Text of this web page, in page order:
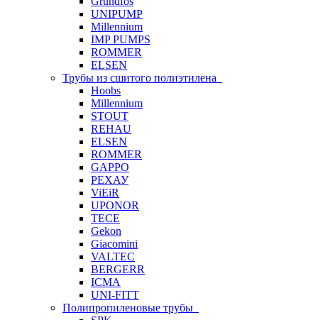
UNIPUMP
Millennium
IMP PUMPS
ROMMER
ELSEN
Трубы из сшитого полиэтилена
Hoobs
Millennium
STOUT
REHAU
ELSEN
ROMMER
GAPPO
РЕХАУ
ViEiR
UPONOR
TECE
Gekon
Giacomini
VALTEC
BERGERR
ICMA
UNI-FITT
Полипропиленовые трубы